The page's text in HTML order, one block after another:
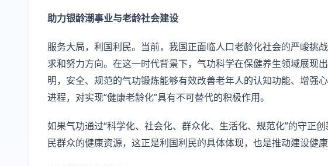
助力银龄潮事业与老龄社会建设
服务大局，利国利民。当前，我国正面临人口老龄化社会的严峻挑
求和努力方向。在这一时代背景下，气功科学在保健养生领域展现
明，安全、规范的气功锻炼能够有效改善老年人的认知功能、增强
进程，对实现“健康老龄化”具有不可替代的积极作用。
如果气功通过“科学化、社会化、群众化、生活化、规范化”的守正
民群众的健康资源，这正是利国利民的具体体现，也是推动建设健康